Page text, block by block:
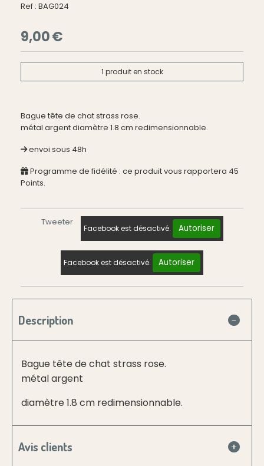
Ref : BAG024
9,00€
1 produit en stock
Bague tête de chat strass rose.
métal argent diamètre 1.8 cm redimensionnable.
envoi sous 48h
Programme de fidélité : ce produit vous rapportera 45
Points.
Tweeter
Facebook est désactivé. Autoriser
Facebook est désactivé. Autoriser
Description
Bague tête de chat strass rose.
métal argent
diamètre 1.8 cm redimensionnable.
Avis clients